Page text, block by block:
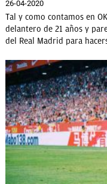
26-04-2020
Tal y como contamos en
delantero de 21 años y
del Real Madrid para